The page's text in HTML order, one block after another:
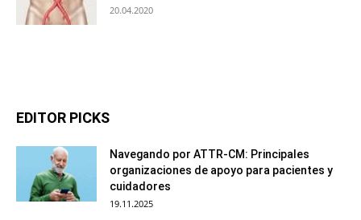
20.04.2020
EDITOR PICKS
Navegando por ATTR-CM: Principales
organizaciones de apoyo para pacientes y
cuidadores
19.11.2025